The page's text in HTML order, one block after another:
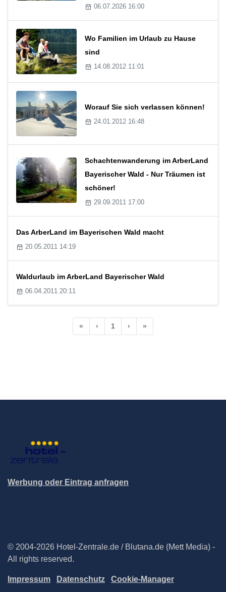
06.07.2026 16:00
Wo Familien im Urlaub zu Hause
sind
14.08.2012 11:01
Worauf Sie sich verlassen können!
24.01.2012 16:48
Schachtenwanderung im ArberLand
Bayerischer Wald - Nur Träumen ist
schöner!
29.09.2011 17:00
Das ArberLand im Bayerischen Wald macht
20.05.2011 14:19
Waldurlaub im ArberLand Bayerischer Wald
06.04.2011 20:11
« ‹ 1 › »
Werbung oder Eintrag anfragen
© 2004-2026 Hotel-Zentrale.de / Blutana.de (Mett Media) -
All rights reserved.
Impressum Datenschutz Cookie-Manager